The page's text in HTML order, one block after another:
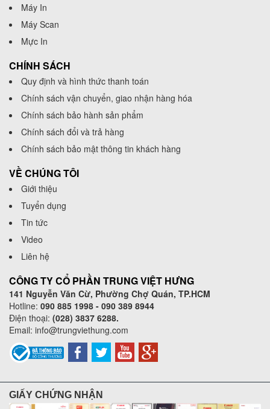
Máy In
Máy Scan
Mực In
CHÍNH SÁCH
Quy định và hình thức thanh toán
Chính sách vận chuyển, giao nhận hàng hóa
Chính sách bảo hành sản phẩm
Chính sách đổi và trả hàng
Chính sách bảo mật thông tin khách hàng
VỀ CHÚNG TÔI
Giới thiệu
Tuyển dụng
Tin tức
Video
Liên hệ
CÔNG TY CỔ PHẦN TRUNG VIỆT HƯNG
141 Nguyễn Văn Cừ, Phường Chợ Quán, TP.HCM
Hotline: 090 885 1998 - 090 389 8944
Điện thoại: (028) 3837 6288.
Email: info@trungviethung.com
GIẤY CHỨNG NHẬN